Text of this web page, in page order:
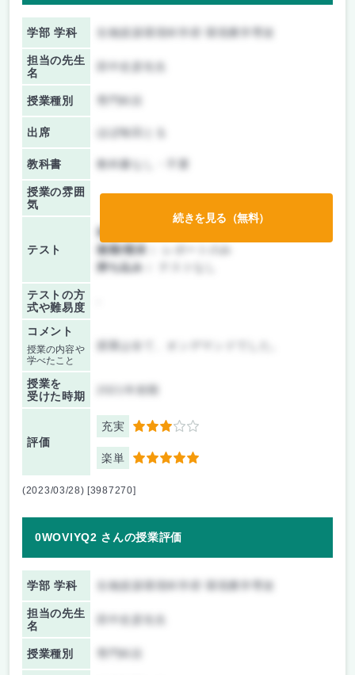
学部 学科 生物資源環境科学府 環境農学専攻
担当の先生
名
授業種別
出席 ほぼ毎回とる
教科書 教科書なし・不要
授業の雰囲
気
テスト
前期/中間：
後期/期末：
持ち込み：
テストの方
式や難易度
コメント
授業の内容や
学べたこと
授業を
受けた時期
評価
充実 3
楽単 5
続きを見る（無料）
(2023/03/28) [3987270]
0WOVlYQ2 さんの授業評価
学部 学科 生物資源環境科学府 環境農学専攻
担当の先生
名
授業種別